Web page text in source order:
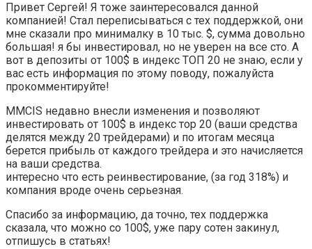
Привет Сергей! Я тоже заинтересовался данной
компанией! Стал переписываться с тех поддержкой, они
мне сказали про минималку в 10 тыс. $, сумма довольно
большая! я бы инвестировал, но не уверен на все сто. А
вот в депозиты от 100$ в индекс ТОП 20 не знаю, если у
вас есть информация по этому поводу, пожалуйста
прокомментируйте!
MMCIS недавно внесли изменения и позволяют
инвестировать от 100$ в индекс тор 20 (ваши средства
делятся между 20 трейдерами) и по итогам месяца
берется прибыль от каждого трейдера и это начисляется
на ваши средства.
интересно что есть реинвестирование, (за год 318%) и
компания вроде очень серьезная.
Спасибо за информацию, да точно, тех поддержка
сказала, что можно со 100$, уже пару сотен закинул,
отпишусь в статьях!